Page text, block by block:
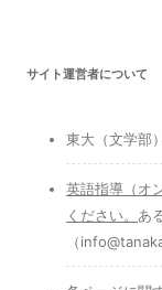
サイト運営者について
東大（文学部
英語指導（オ
ください。 あ
（